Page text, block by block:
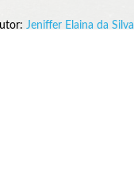
Jeniffer Elaina da Silva